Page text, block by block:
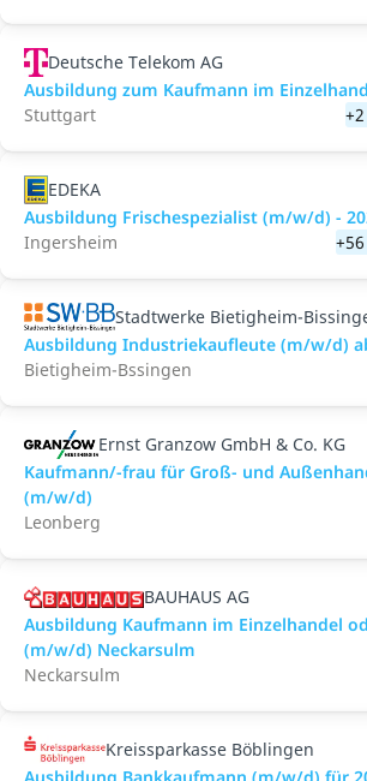
Deutsche Telekom AG
Ausbildung zum Kaufmann im
Stuttgart
EDEKA
Ausbildung Frischespezialist (m/w/d) -
Ingersheim
Stadtwerke Bietigheim-
Ausbildung Industriekaufleute (m/w/d)
Bietigheim-Bssingen
Ernst Granzow GmbH & Co. KG
Kaufmann/-frau für Groß- und
(m/w/d)
Leonberg
BAUHAUS AG
Ausbildung Kaufmann im Einzelhandel
(m/w/d) Neckarsulm
Neckarsulm
Kreissparkasse Böblingen